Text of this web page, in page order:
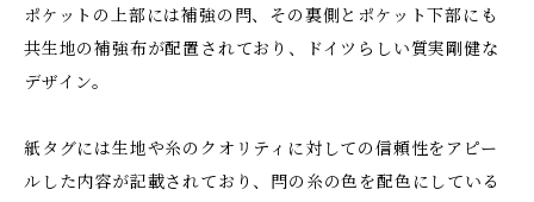
ポケットの上部には補強の閂、その裏側とポケット下部にも
共生地の補強布が配置されており、ドイツらしい質実剛健な
デザイン。
紙タグには生地や糸のクオリティに対しての信頼性をアピー
ルした内容が記載されており、閂の糸の色を配色にしている